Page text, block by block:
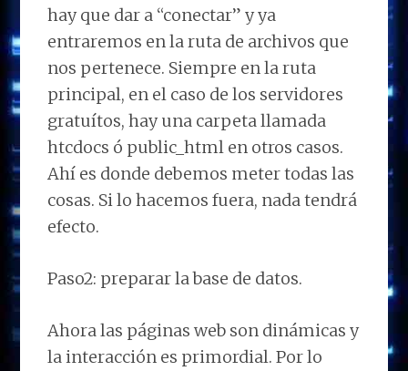
hay que dar a “conectar” y ya
entraremos en la ruta de archivos que
nos pertenece. Siempre en la ruta
principal, en el caso de los servidores
gratuítos, hay una carpeta llamada
htcdocs ó public_html en otros casos.
Ahí es donde debemos meter todas las
cosas. Si lo hacemos fuera, nada tendrá
efecto.
Paso2: preparar la base de datos.
Ahora las páginas web son dinámicas y
la interacción es primordial. Por lo